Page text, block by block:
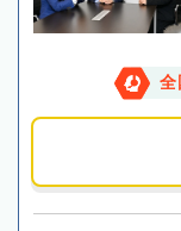
全